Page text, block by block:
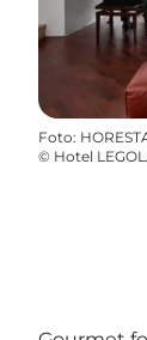
Foto:
© Hotel